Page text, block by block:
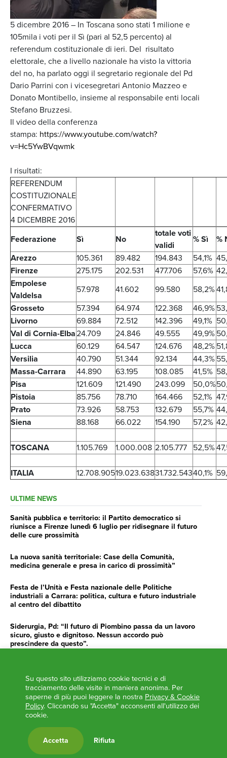
5 dicembre 2016 – In Toscana sono stati 1 milione e
105mila i voti per il Sì (pari al 52,5 percento) al
referendum costituzionale di ieri. Del risultato
elettorale, che a livello nazionale ha visto la vittoria
del no, ha parlato oggi il segretario regionale del Pd
Dario Parrini con i vicesegretari Antonio Mazzeo e
Donato Montibello, insieme al responsabile enti locali
Stefano Bruzzesi.
Il video della conferenza
stampa: https://www.youtube.com/watch?
v=Hc5YwBVqwmk
I risultati:
REFERENDUM
COSTITUZIONALE
CONFERMATIVO
4 DICEMBRE 2016
Federazione
Sì No
totale voti
validi
% Sì
%
Arezzo
105.361 89.482 194.843 54,1%
Firenze
275.175 202.531 477.706 57,6%
Empolese
Valdelsa
57.978 41.602 99.580 58,2%
Grosseto
57.394 64.974 122.368 46,9%
Livorno
69.884 72.512 142.396 49,1%
Val di Cornia-Elba24.709 24.846 49.555 49,9%
Lucca
60.129 64.547 124.676 48,2%
Versilia
40.790 51.344 92.134 44,3%
Massa-Carrara
44.890 63.195 108.085 41,5%
Pisa
121.609 121.490 243.099 50,0%
Pistoia
85.756 78.710 164.466 52,1%
Prato
73.926 58.753 132.679 55,7%
Siena
88.168 66.022 154.190 57,2%
TOSCANA 1.105.769 1.000.008 2.105.777 52,5%
ITALIA 12.708.90519.023.63831.732.54340,1%
ULTIME NEWS
Sanità pubblica e territorio: il Partito democratico si
riunisce a Firenze lunedì 6 luglio per ridisegnare il futuro
delle cure prossimità
La nuova sanità territoriale: Case della Comunità,
medicina generale e presa in carico di prossimità”
Festa de l’Unità e Festa nazionale delle Politiche
industriali a Carrara: politica, cultura e futuro industriale
al centro del dibattito
Siderurgia, Pd: “Il futuro di Piombino passa da un lavoro
sicuro, giusto e dignitoso. Nessun accordo può
prescindere da questo”.
impegno e determinazione delle istituzioni”
AGENDA
‘ANCORA UNA VOLTA LA TOSCANA TRACCIA LA
L’ITALIA BOCCIATA DALL’UE
Feste Unità in Toscana 2024
Su questo sito utilizziamo cookie tecnici e di
tracciamento delle visite in maniera anonima. Per
saperne di più puoi leggere la nostra Privacy & Cookie
Policy. Cliccando su "Accetta" acconsenti all'utilizzo dei
cookie.
Accetta Rifiuta